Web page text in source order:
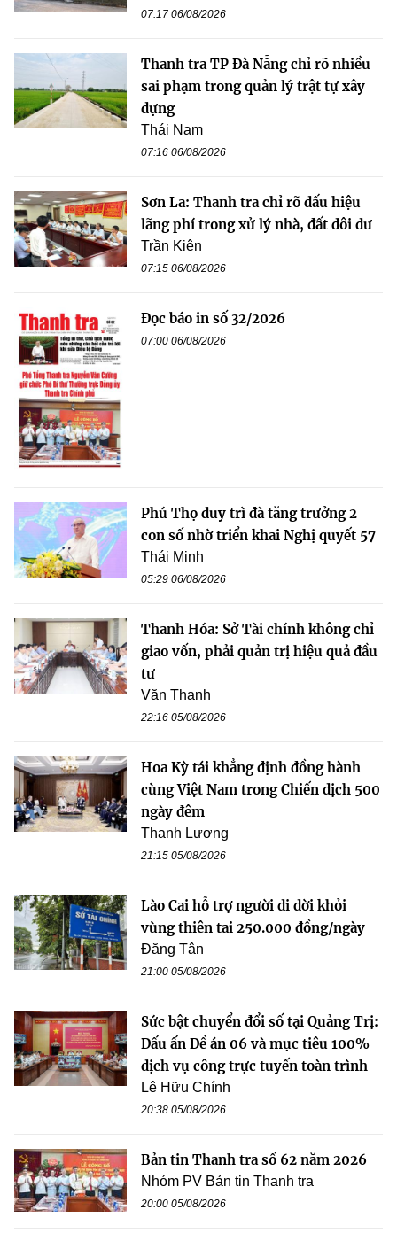
07:17 06/08/2026
Thanh tra TP Đà Nẵng chỉ rõ nhiều
sai phạm trong quản lý trật tự xây
dựng
Thái Nam
07:16 06/08/2026
Sơn La: Thanh tra chỉ rõ dấu hiệu
lãng phí trong xử lý nhà, đất dôi dư
Trần Kiên
07:15 06/08/2026
Đọc báo in số 32/2026
07:00 06/08/2026
Phú Thọ duy trì đà tăng trưởng 2
con số nhờ triển khai Nghị quyết 57
Thái Minh
05:29 06/08/2026
Thanh Hóa: Sở Tài chính không chỉ
giao vốn, phải quản trị hiệu quả đầu
tư
Văn Thanh
22:16 05/08/2026
Hoa Kỳ tái khẳng định đồng hành
cùng Việt Nam trong Chiến dịch 500
ngày đêm
Thanh Lương
21:15 05/08/2026
Lào Cai hỗ trợ người di dời khỏi
vùng thiên tai 250.000 đồng/ngày
Đăng Tân
21:00 05/08/2026
Sức bật chuyển đổi số tại Quảng Trị:
Dấu ấn Đề án 06 và mục tiêu 100%
dịch vụ công trực tuyến toàn trình
Lê Hữu Chính
20:38 05/08/2026
Bản tin Thanh tra số 62 năm 2026
Nhóm PV Bản tin Thanh tra
20:00 05/08/2026